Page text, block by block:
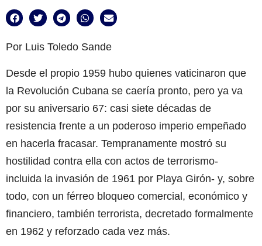
Por Luis Toledo Sande
Desde el propio 1959 hubo quienes vaticinaron que
la Revolución Cubana se caería pronto, pero ya va
por su aniversario 67: casi siete décadas de
resistencia frente a un poderoso imperio empeñado
en hacerla fracasar. Tempranamente mostró su
hostilidad contra ella con actos de terrorismo-
incluida la invasión de 1961 por Playa Girón- y, sobre
todo, con un férreo bloqueo comercial, económico y
financiero, también terrorista, decretado formalmente
en 1962 y reforzado cada vez más.